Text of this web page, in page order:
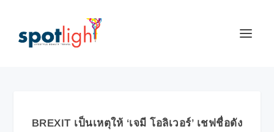
BREXIT เป็นเหตุให้ ‘เจมี โอลิเวอร์’ เชฟชื่อดัง